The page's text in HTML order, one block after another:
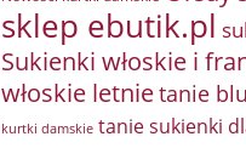
sklep ebutik.pl
Sukienki włoskie i
włoskie letnietanie
kurtki damskie tanie sukienki